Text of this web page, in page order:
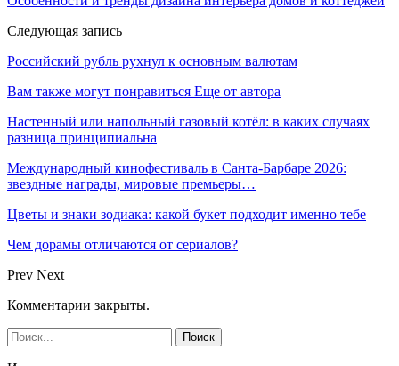
Следующая запись
Российский рубль рухнул к основным валютам
Вам также могут понравиться Еще от автора
Настенный или напольный газовый котёл: в каких случаях
разница принципиальна
Международный кинофестиваль в Санта-Барбаре 2026:
звездные награды, мировые премьеры…
Цветы и знаки зодиака: какой букет подходит именно тебе
Чем дорамы отличаются от сериалов?
Prev Next
Комментарии закрыты.